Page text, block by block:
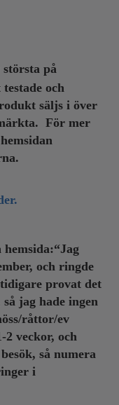
på
och
säljs i över
För mer
och ringde
provat det
jag hade ingen
råttor/ev
veckor, och
så numera
i